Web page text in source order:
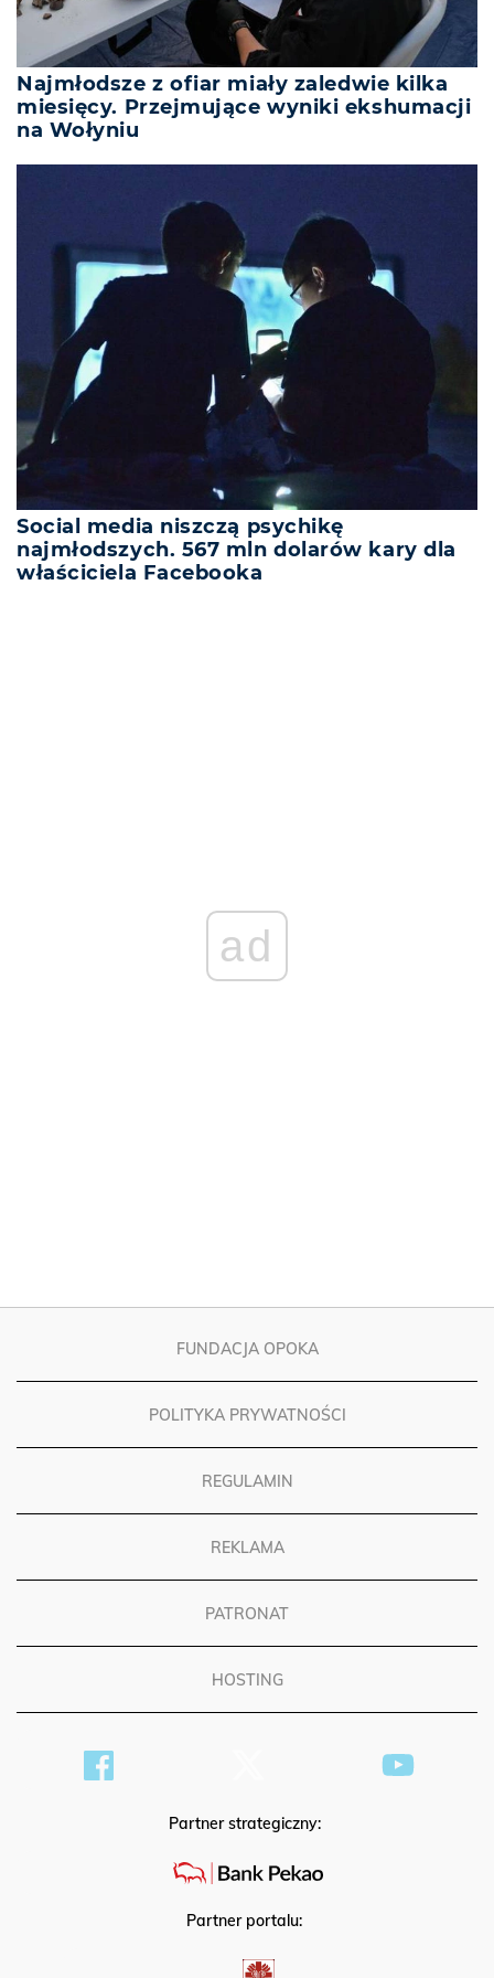
Najmłodsze z ofiar miały zaledwie kilka
miesięcy. Przejmujące wyniki ekshumacji
na Wołyniu
Social media niszczą psychikę
najmłodszych. 567 mln dolarów kary dla
właściciela Facebooka
FUNDACJA OPOKA
POLITYKA PRYWATNOŚCI
REGULAMIN
REKLAMA
PATRONAT
HOSTING
Partner strategiczny:
Partner portalu: